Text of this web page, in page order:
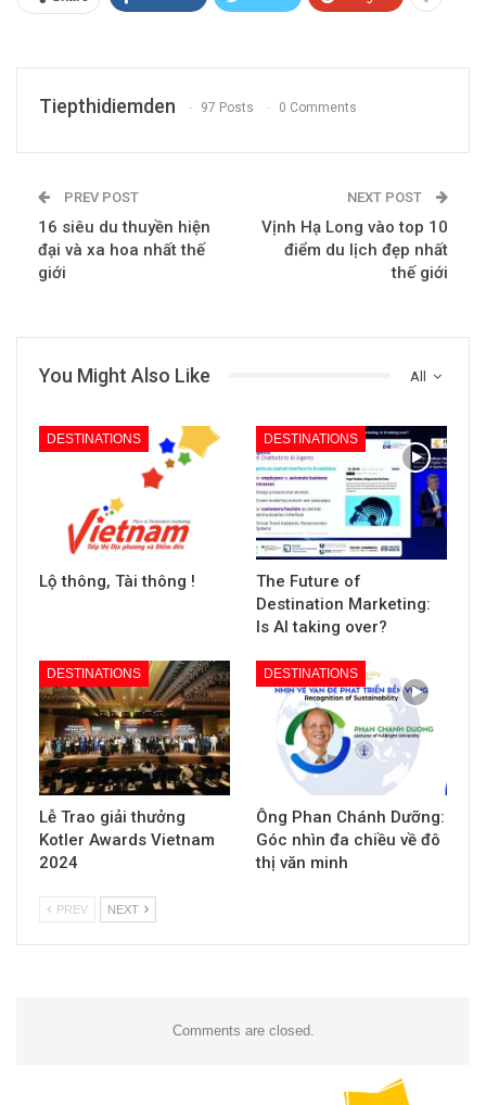
Tiepthidiemden 97 Posts 0 Comments
PREV POST
16 siêu du thuyền hiện
đại và xa hoa nhất thế
giới
NEXT POST
Vịnh Hạ Long vào top 10
điểm du lịch đẹp nhất
thế giới
All
You Might Also Like
DESTINATIONS
Lộ thông, Tài thông !
DESTINATIONS
The Future of
Destination Marketing:
Is AI taking over?
DESTINATIONS
Lễ Trao giải thưởng
Kotler Awards Vietnam
2024
DESTINATIONS
Ông Phan Chánh Dưỡng:
Góc nhìn đa chiều về đô
thị văn minh
PREV NEXT
Comments are closed.